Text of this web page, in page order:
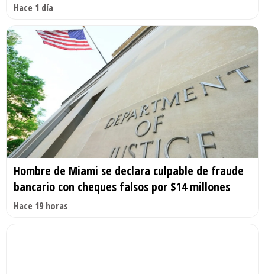
Hace 1 día
Hombre de Miami se declara culpable de fraude
bancario con cheques falsos por $14 millones
Hace 19 horas